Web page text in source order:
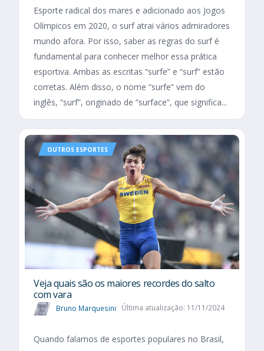
Esporte radical dos mares e adicionado aos Jogos
Olímpicos em 2020, o surf atrai vários admiradores
mundo afora. Por isso, saber as regras do surf é
fundamental para conhecer melhor essa prática
esportiva. Ambas as escritas “surfe” e “surf” estão
corretas. Além disso, o nome “surfe” vem do
inglês, “surf”, originado de “surface”, que significa...
OUTROS ESPORTES
Veja quais são os maiores recordes do salto
com vara
Bruno Marquesini Última atualização: 11/11/2024
Quando falamos de esportes populares no Brasil,